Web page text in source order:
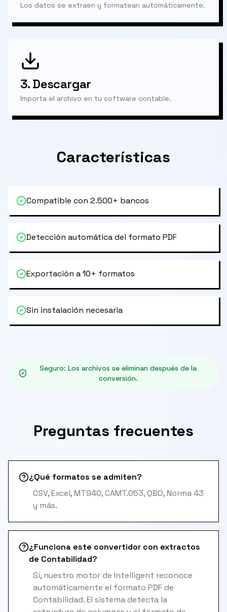
Los datos se extraen y formatean automáticamente.
3.Descargar
Importa el archivo en tu software contable.
Características
Compatible con 2.500+ bancos
Detección automática del formato PDF
Exportación a 10+ formatos
Sin instalación necesaria
Seguro:Los archivos se eliminan después de la
conversión.
Preguntas frecuentes
¿Qué formatos se admiten?
CSV, Excel, MT940, CAMT.053, QBO, Norma 43
y más.
¿Funciona este convertidor con extractos
de Contabilidad?
Sí, nuestro motor de Intelligent reconoce
automáticamente el formato PDF de
Contabilidad. El sistema detecta la